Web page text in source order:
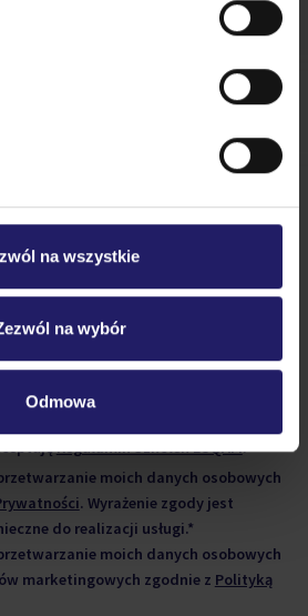
na wszystkie
na wybór
Odmowa
Regulamin Szkoleń LUQAM.*
moich danych osobowych
. Wyrażenie zgody jest
do realizacji usługi.*
moich danych osobowych
marketingowych zgodnie z Polityką